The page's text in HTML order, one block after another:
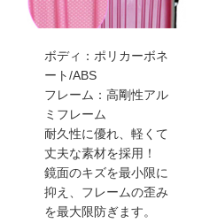
ボディ：ポリカーボネ
ート/ABS
フレーム：高剛性アル
ミフレーム
耐久性に優れ、軽くて
丈夫な素材を採用！
鏡面のキズを最小限に
抑え、フレームの歪み
を最大限防ぎます。